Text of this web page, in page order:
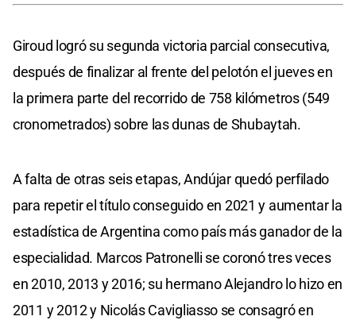
Giroud logró su segunda victoria parcial consecutiva,
después de finalizar al frente del pelotón el jueves en
la primera parte del recorrido de 758 kilómetros (549
cronometrados) sobre las dunas de Shubaytah.
A falta de otras seis etapas, Andújar quedó perfilado
para repetir el título conseguido en 2021 y aumentar la
estadística de Argentina como país más ganador de la
especialidad. Marcos Patronelli se coronó tres veces
en 2010, 2013 y 2016; su hermano Alejandro lo hizo en
2011 y 2012 y Nicolás Cavigliasso se consagró en